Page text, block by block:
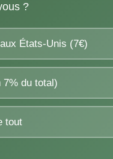
?
États-Unis (7€)
du total)
tout